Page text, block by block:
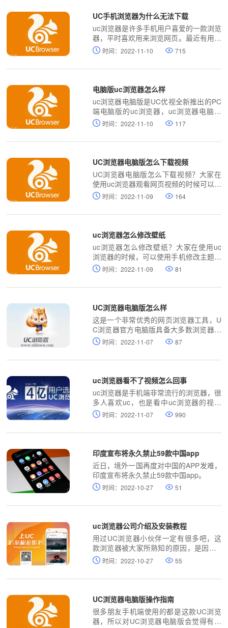
UC手机浏览器为什么无法下载
uc浏览器是许多手机用户喜爱的一款浏览
器，平时喜欢用来浏览网页。最近有用户
反映，uc浏览器安装在sd卡里，但是安
装在卡以外就出现问题，现在无法安装新
的uc浏览器了。
时间：2022-11-10 715
电脑版uc浏览器怎么样
uc浏览器电脑版是UC优视全新推出的PC
端电脑版的uc浏览器，uc浏览器电脑版
是基于Chrome的浏览器，具备大多数浏
览器标配的功能，比如无痕浏览、浏览加
速、鼠标手势、老板键、广告拦截（支持
很多Chrome内核的浏览器一样，具有自
己的应用商店。
时间：2022-11-10 117
UC浏览器电脑版怎么下载视频
UC浏览器电脑版怎么下载视频？大家在
使用uc浏览器观看网页视频的时候可以直
接下载，不需要使用第三方下载软件，非
常方便简单，uc浏览器电脑版怎么下载网
页视频，下面本站小编就给大家带来uc浏
时间：2022-11-09 164
uc浏览器怎么修改壁纸
uc浏览器怎么修改壁纸？大家在使用uc
浏览器的时候，可以使用手机修改主题壁
纸，可是手机uc浏览器怎么修改壁纸呢？
下面浏览器乐园小编整理了手机uc浏览器
设置壁纸方法，一起来了解下吧。
时间：2022-11-09 81
UC浏览器电脑版怎么样
这是一个非常优秀的网页浏览器工具，U
C浏览器官方电脑版具备大多数浏览器标
配的功能，比如无痕浏览、浏览加速、鼠
标手势、老板键、广告拦截（支持订阅过
滤规则）等，UC浏览器电脑版跟很多Chr
商店。
时间：2022-11-07 87
uc浏览器看不了视频怎么回事
uc浏览器是手机端非常流行的浏览器，很
多人喜欢uc，也是看中uc浏览器的视频
播放功能，速度比较快，画面质量比较流
画质都可以的，比如谷歌浏览器、百度浏
不能播放视频怎么办呢？下面chroem部
落就为大家分析一下。
时间：2022-11-07 990
印度宣布将永久禁止59款中国app
近日，境外一国再度对中国的APP发难，
印度宣布将永久禁止59款中国app。
时间：2022-10-27 51
uc浏览器公司介绍及安装教程
用过UC浏览器小伙伴一定有很多吧，这
款浏览器被大家所熟知的原因，是因为U
C浏览器强大的资讯服务，使得越来越多
的人慕名而来下载了这款浏览器。各式各
样的电脑版浏览器层出不穷，它仍然占有
时间：2022-10-27 55
UC浏览器电脑版操作指南
很多朋友手机端使用的都是这款UC浏览
器，所以对UC浏览器电脑版会觉得有些